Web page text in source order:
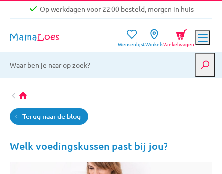
Op werkdagen voor 22:00 besteld, morgen in huis
Gratis verzending vanaf €39,-
Op werkdagen voor 22:00 besteld, morgen in huis
WensenlijstWinkelsWinkelwagen
0
Terug naar de blog
Welk voedingskussen past bij jou?